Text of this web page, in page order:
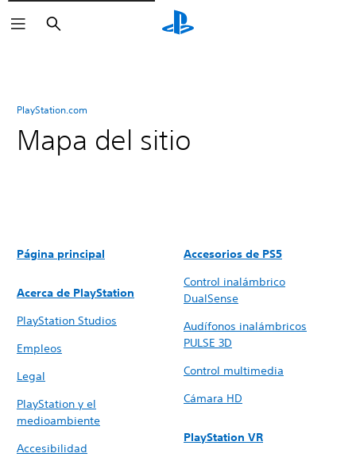
Buscar
PlayStation.com
Mapa del sitio
Página principal
Acerca de PlayStation
PlayStation Studios
Empleos
Legal
PlayStation y el
medioambiente
Accesibilidad
Accesorios de PS5
Control inalámbrico
DualSense
Audífonos inalámbricos
PULSE 3D
Control multimedia
Cámara HD
PlayStation VR